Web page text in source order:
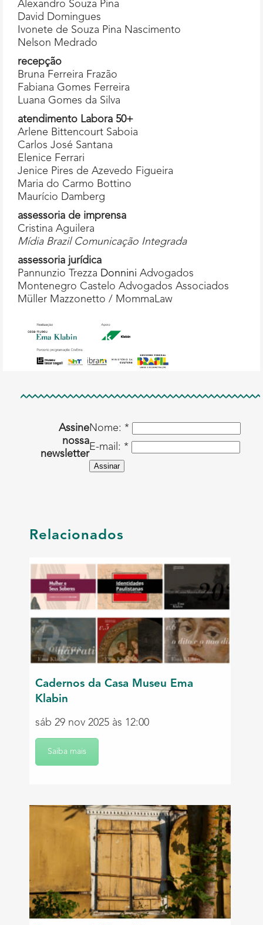
Alexandro Souza Pina
David Domingues
Ivonete de Souza Pina Nascimento
Nelson Medrado
recepção
Bruna Ferreira Frazão
Fabiana Gomes Ferreira
Luana Gomes da Silva
atendimento Labora 50+
Arlene Bittencourt Saboia
Carlos José Santana
Elenice Ferrari
Jenice Pires de Azevedo Figueira
Maria do Carmo Bottino
Maurício Damberg
assessoria de imprensa
Cristina Aguilera
Mídia Brazil Comunicação Integrada
assessoria jurídica
Pannunzio Trezza Donnini Advogados
Montenegro Castelo Advogados Associados
Müller Mazzonetto / MommaLaw
Assine
nossa
newsletter
Nome: *
E-mail: *
Assinar
Relacionados
Cadernos da Casa Museu Ema
Klabin
sáb 29 nov 2025 às 12:00
Saiba mais